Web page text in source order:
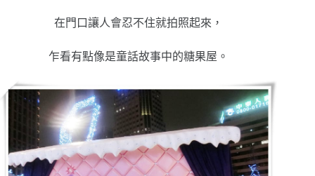
在門口讓人會忍不住就拍照起來，
乍看有點像是童話故事中的糖果屋。